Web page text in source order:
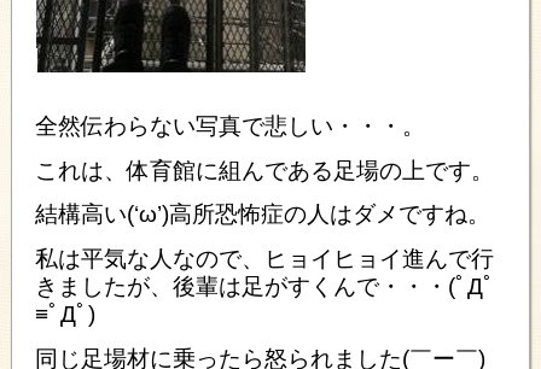
全然伝わらない写真で悲しい・・・。
これは、体育館に組んである足場の上です。
結構高い(‘ω’)高所恐怖症の人はダメですね。
私は平気な人なので、ヒョイヒョイ進んで行
きましたが、後輩は足がすくんで・・・(ﾟДﾟ
≡ﾟДﾟ)
同じ足場材に乗ったら怒られました(￣ー￣)